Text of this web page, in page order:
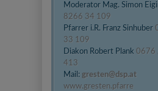
Moderator Mag. Simon
8266 34 109
Pfarrer i.R. Franz Sinhuber
33 109
Diakon Robert Plank 0676
413
Mail: gresten@dsp.at
www.gresten.pfarre